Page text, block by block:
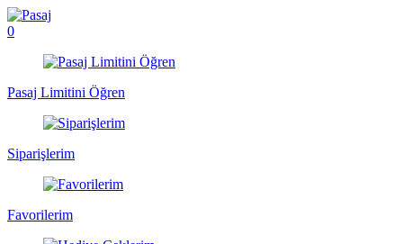
0
Pasaj Limitini Öğren
Siparişlerim
Favorilerim